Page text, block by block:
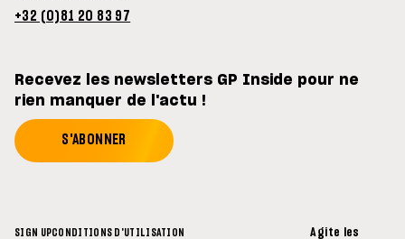
+32 (0)81 20 83 97
Recevez les newsletters GP Inside pour ne
rien manquer de l'actu !
S'ABONNER
SIGN UPCONDITIONS D'UTILISATION Agite les